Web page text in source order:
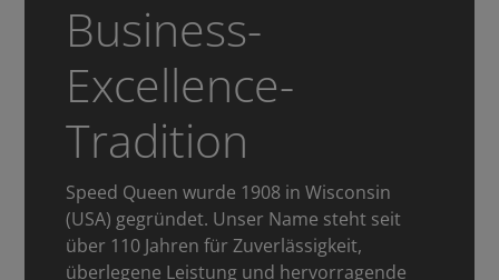
Business-
Excellence-
Tradition
Speed Queen wurde 1908 in Wisconsin
(USA) gegründet. Unser Name steht seit
über 110 Jahren für Zuverlässigkeit,
überlegene Leistung und hervorragende